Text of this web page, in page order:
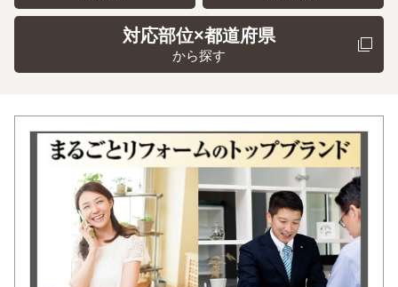
対応部位×都道府県
から探す